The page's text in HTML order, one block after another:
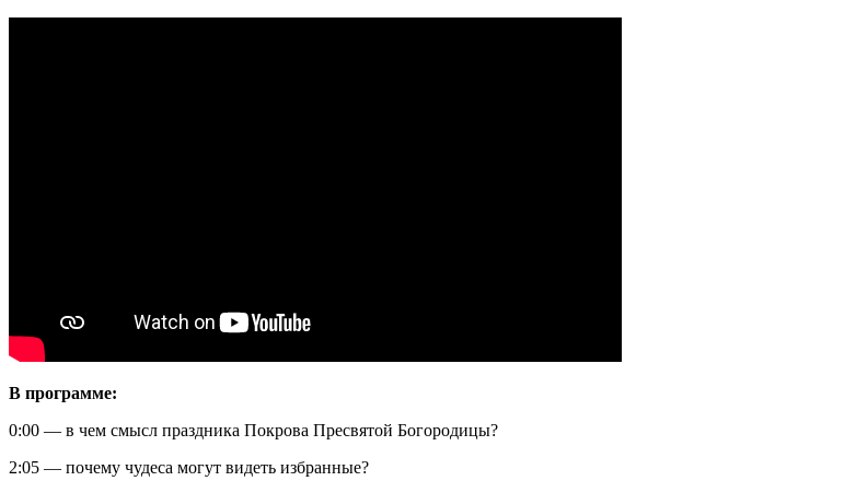
В программе:
0:00 — в чем смысл праздника Покрова Пресвятой Богородицы?
2:05 — почему чудеса могут видеть избранные?